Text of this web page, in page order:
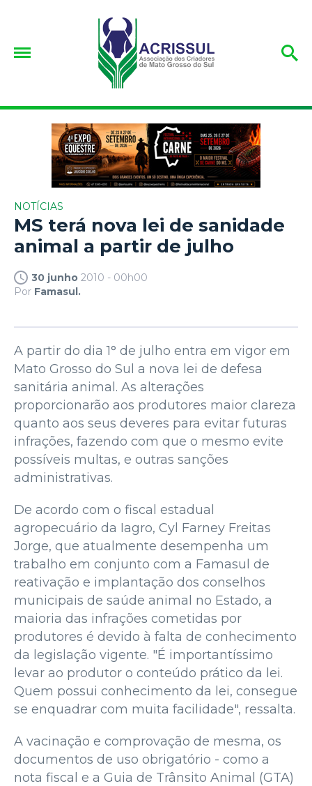
NOTÍCIAS
MS terá nova lei de sanidade
animal a partir de julho
30 junho 2010 - 00h00
Por Famasul.
A partir do dia 1° de julho entra em vigor em
Mato Grosso do Sul a nova lei de defesa
sanitária animal. As alterações
proporcionarão aos produtores maior clareza
quanto aos seus deveres para evitar futuras
infrações, fazendo com que o mesmo evite
possíveis multas, e outras sanções
administrativas.
De acordo com o fiscal estadual
agropecuário da Iagro, Cyl Farney Freitas
Jorge, que atualmente desempenha um
trabalho em conjunto com a Famasul de
reativação e implantação dos conselhos
municipais de saúde animal no Estado, a
maioria das infrações cometidas por
produtores é devido à falta de conhecimento
da legislação vigente. "É importantíssimo
levar ao produtor o conteúdo prático da lei.
Quem possui conhecimento da lei, consegue
se enquadrar com muita facilidade", ressalta.
A vacinação e comprovação de mesma, os
documentos de uso obrigatório - como a
nota fiscal e a Guia de Trânsito Animal (GTA)